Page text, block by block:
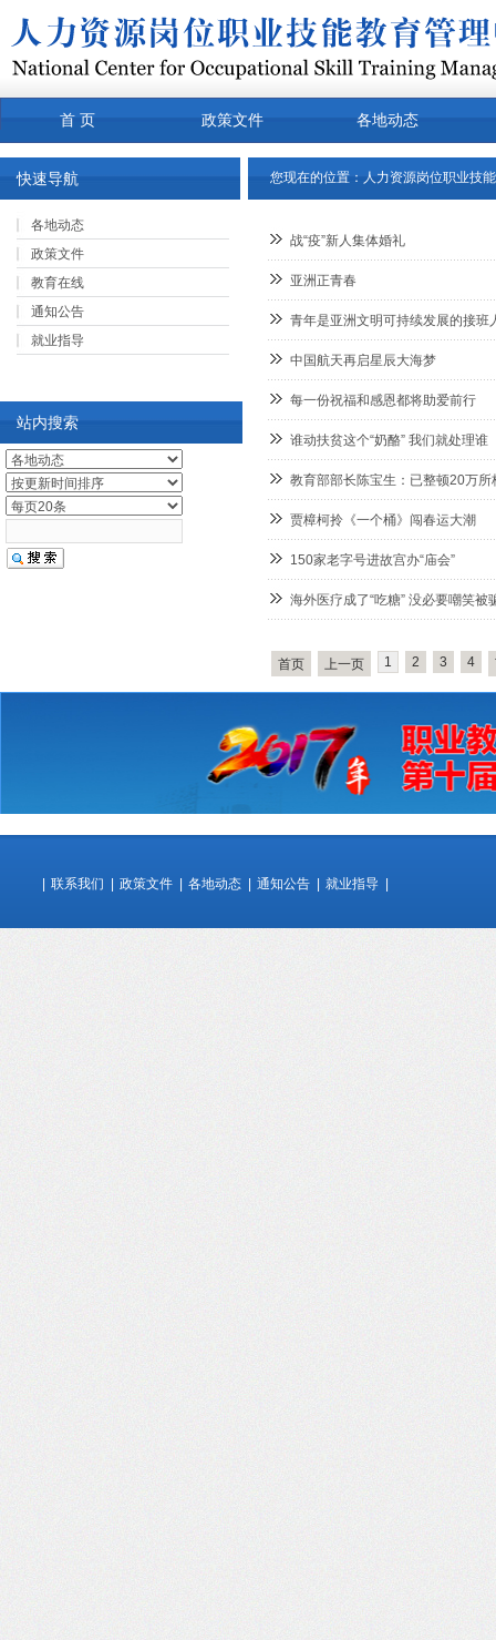
首 页 政策文件 各地动态
您现在的位置： 人力资源岗位职业技
快速导航
各地动态
政策文件
教育在线
通知公告
就业指导
站内搜索
战“疫”新人集体婚礼
亚洲正青春
青年是亚洲文明可持续发展的接班
中国航天再启星辰大海梦
每一份祝福和感恩都将助爱前行
谁动扶贫这个“奶酪” 我们就处理谁
教育部部长陈宝生：已整顿20万
贾樟柯拎《一个桶》闯春运大潮
150家老字号进故宫办“庙会”
海外医疗成了“吃糖” 没必要嘲笑被
首页 上一页 1 2 3 4
联系我们 政策文件 各地动态 通知公告 就业指导